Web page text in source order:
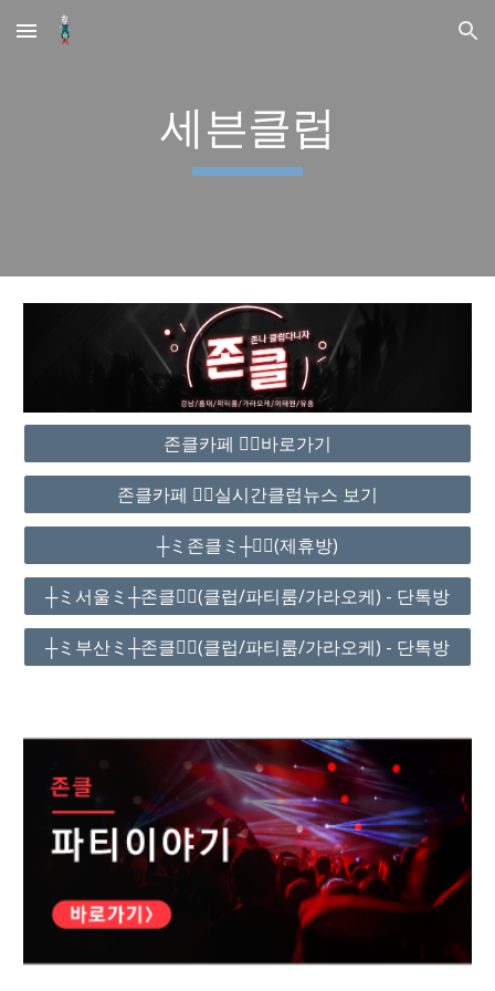
Skip to main content Skip to navigation
세븐클럽
존클카페 ❤️‍🔥바로가기
존클카페 ❤️‍🔥실시간클럽뉴스 보기
┼ミ존클ミ┼❤️‍🔥(제휴방)
┼ミ서울ミ┼존클❤️‍🔥(클럽/파티룸/가라오케) - 단톡방
┼ミ부산ミ┼존클❤️‍🔥(클럽/파티룸/가라오케) - 단톡방